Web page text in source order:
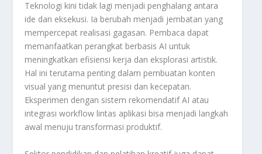
Teknologi kini tidak lagi menjadi penghalang antara
ide dan eksekusi. Ia berubah menjadi jembatan yang
mempercepat realisasi gagasan. Pembaca dapat
memanfaatkan perangkat berbasis AI untuk
meningkatkan efisiensi kerja dan eksplorasi artistik.
Hal ini terutama penting dalam pembuatan konten
visual yang menuntut presisi dan kecepatan.
Eksperimen dengan sistem rekomendatif AI atau
integrasi workflow lintas aplikasi bisa menjadi langkah
awal menuju transformasi produktif.